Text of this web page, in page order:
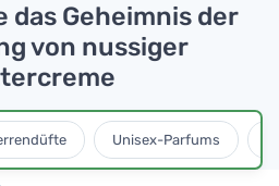
das Geheimnis der
von nussiger
Unisex-Parfums